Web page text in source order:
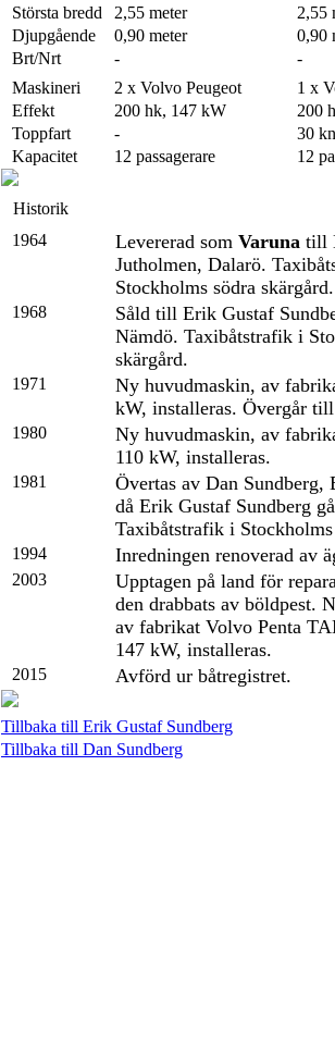
Största bredd
2,55 meter
2,55
Djupgående
0,90 meter
0,90
Brt/Nrt
-
-
Maskineri
2 x Volvo Peugeot
1 x
Effekt
200 hk, 147 kW
200
Toppfart
-
30
Kapacitet
12 passagerare 12
Historik
1964
Levererad som Varuna till
Jutholmen, Dalarö.
Stockholms södra skärgård.
1968
Såld till Erik Gustaf
Nämdö. Taxibåtstrafik i
skärgård.
1971
Ny huvudmaskin, av
kW, installeras. Övergår
1980
Ny huvudmaskin, av
110 kW, installeras.
1981
Övertas av Dan Sundberg,
då Erik Gustaf Sundberg
Taxibåtstrafik i
1994 Inredningen renoverad av
2003
Upptagen på land för
den drabbats av böldpest.
av fabrikat Volvo Penta
147 kW, installeras.
2015 Avförd ur båtregistret.
Tillbaka till Erik Gustaf Sundberg
Tillbaka till Dan Sundberg